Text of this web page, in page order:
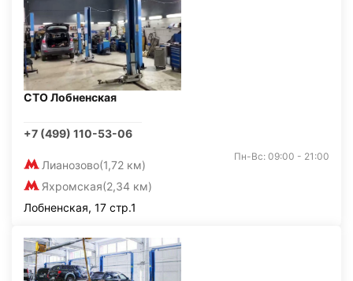
СТО Лобненская
+7 (499) 110-53-06
Лианозово(1,72 км)
Яхромская(2,34 км)
Пн-Вс: 09:00 - 21:00
Лобненская, 17 стр.1